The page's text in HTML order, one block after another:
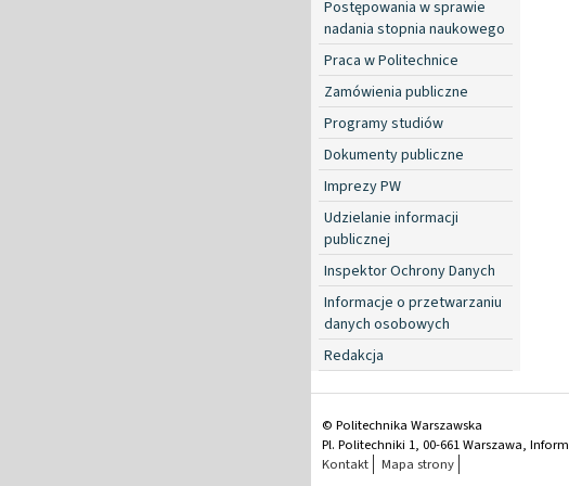
Postępowania w sprawie
nadania stopnia naukowego
Praca w Politechnice
Zamówienia publiczne
Programy studiów
Dokumenty publiczne
Imprezy PW
Udzielanie informacji
publicznej
Inspektor Ochrony Danych
Informacje o przetwarzaniu
danych osobowych
Redakcja
© Politechnika Warszawska
Pl. Politechniki 1, 00-661 Warszawa,
Kontakt
Mapa strony